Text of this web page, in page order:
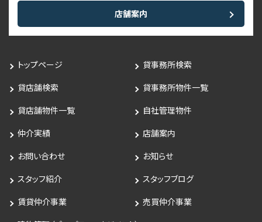
店舗案内
トップページ
貸事務所検索
貸店舗検索
貸事務所物件一覧
貸店舗物件一覧
自社管理物件
仲介実績
店舗案内
お問い合わせ
お知らせ
スタッフ紹介
スタッフブログ
賃貸仲介事業
売買仲介事業